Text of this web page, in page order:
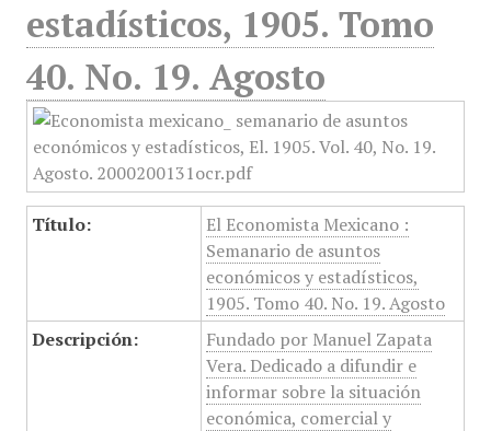
estadísticos, 1905. Tomo
40. No. 19. Agosto
Título:
El Economista Mexicano :
Semanario de asuntos
económicos y estadísticos,
1905. Tomo 40. No. 19. Agosto
Descripción:
Fundado por Manuel Zapata
Vera. Dedicado a difundir e
informar sobre la situación
económica, comercial y